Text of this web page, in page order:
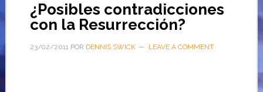
¿Posibles contradicciones
con la Resurrección?
23/02/2011POR DENNIS SWICK LEAVE A COMMENT